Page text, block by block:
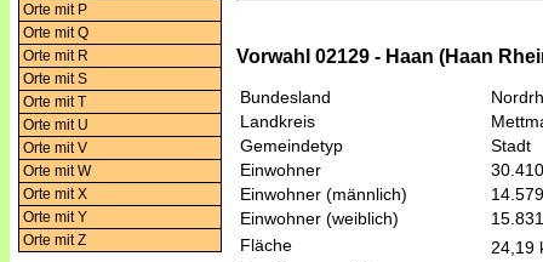
Orte mit P
Orte mit Q
Orte mit R
Orte mit S
Orte mit T
Orte mit U
Orte mit V
Orte mit W
Orte mit X
Orte mit Y
Orte mit Z
Vorwahl 02129 - Haan (Haan
Bundesland
Landkreis
Gemeindetyp
Stadt
Einwohner
30.410
Einwohner (männlich)
14.579
Einwohner (weiblich)
15.831
Fläche
24,19